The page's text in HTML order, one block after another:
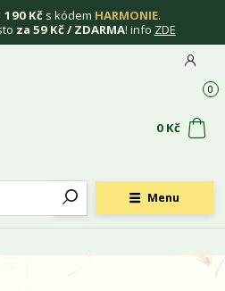
190 Kč s kódem HARMONIE.
za 59 Kč / ZDARMA! info ZDE
Menu
0
0 Kč